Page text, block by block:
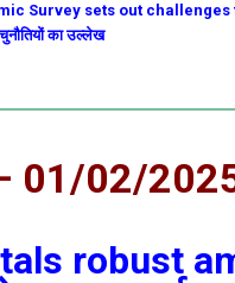
Survey sets out challenges
का उल्लेख
01/02/
robust